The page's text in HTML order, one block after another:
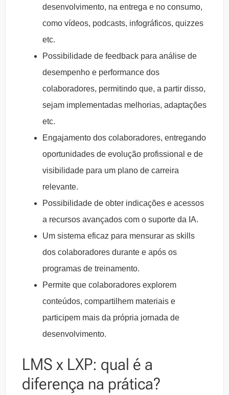
desenvolvimento, na entrega e no consumo,
como vídeos, podcasts, infográficos, quizzes
etc.
Possibilidade de feedback para análise de
desempenho e performance dos
colaboradores, permitindo que, a partir disso,
sejam implementadas melhorias, adaptações
etc.
Engajamento dos colaboradores, entregando
oportunidades de evolução profissional e de
visibilidade para um plano de carreira
relevante.
Possibilidade de obter indicações e acessos
a recursos avançados com o suporte da IA.
Um sistema eficaz para mensurar as skills
dos colaboradores durante e após os
programas de treinamento.
Permite que colaboradores explorem
conteúdos, compartilhem materiais e
participem mais da própria jornada de
desenvolvimento.
LMS x LXP: qual é a
diferença na prática?